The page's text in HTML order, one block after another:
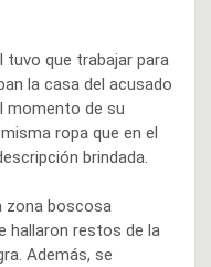
tuvo que trabajar para
la casa del acusado
momento de su
ropa que en el
brindada.
zona boscosa
hallaron restos de la
Además, se